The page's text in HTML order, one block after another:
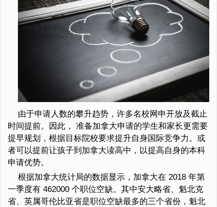
由于申请人数的攀升趋势，许多名校网申开放及截止
时间提前。因此， 准备加拿大申请的学生和家长更需要
提早规划，根据目标院校要求提升自身国际竞争力。或
者可以提前让孩子到加拿大读高中，以提高自身的本科
申请优势。
根据加拿大统计局的数据显示，加拿大在 2018 年第
一季度有 462000 个职位空缺。其中安大略省、魁北克
省、英属哥伦比亚省是职位空缺最多的三个省份，魁北